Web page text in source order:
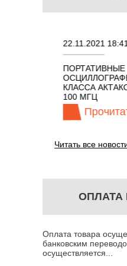
22.11.2021 18:41
КЛАССА
100 МГЦ
Читать все
ОПЛАТА
Оплата товара
банковским
осуществляется...